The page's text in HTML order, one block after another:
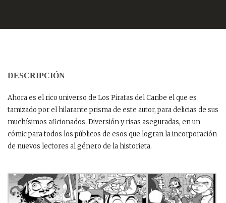
DESCRIPCIÓN
Ahora es el rico universo de Los Piratas del Caribe el que es
tamizado por el hilarante prisma de este autor, para delicias de sus
muchísimos aficionados. Diversión y risas aseguradas, en un
cómic para todos los públicos de esos que logran la incorporación
de nuevos lectores al género de la historieta.